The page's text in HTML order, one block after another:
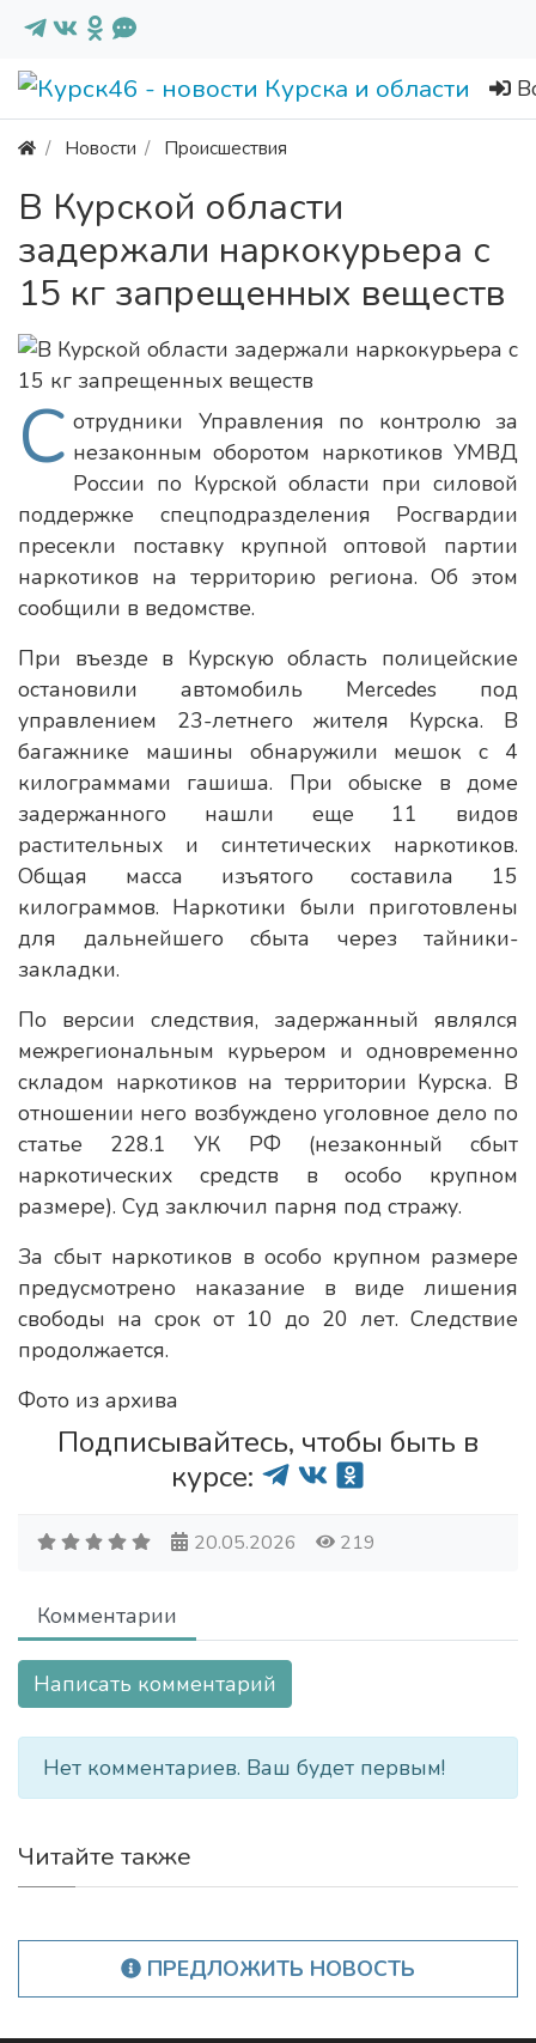
Новости Происшествия
В Курской области
задержали наркокурьера с
15 кг запрещенных веществ
С отрудники Управления по контролю за
незаконным оборотом наркотиков УМВД
России по Курской области при силовой
поддержке спецподразделения Росгвардии
пресекли поставку крупной оптовой партии
наркотиков на территорию региона. Об этом
сообщили в ведомстве.
При въезде в Курскую область полицейские
остановили автомобиль Mercedes под
управлением 23-летнего жителя Курска. В
багажнике машины обнаружили мешок с 4
килограммами гашиша. При обыске в доме
задержанного нашли еще 11 видов
растительных и синтетических наркотиков.
Общая масса изъятого составила 15
килограммов. Наркотики были приготовлены
для дальнейшего сбыта через тайники-
закладки.
По версии следствия, задержанный являлся
межрегиональным курьером и одновременно
складом наркотиков на территории Курска. В
отношении него возбуждено уголовное дело по
статье 228.1 УК РФ (незаконный сбыт
наркотических средств в особо крупном
размере). Суд заключил парня под стражу.
За сбыт наркотиков в особо крупном размере
предусмотрено наказание в виде лишения
свободы на срок от 10 до 20 лет. Следствие
продолжается.
Фото из архива
Подписывайтесь, чтобы быть в
курсе:
20.05.2026 219
Комментарии
Написать комментарий
Нет комментариев. Ваш будет первым!
Читайте также
ПРЕДЛОЖИТЬ НОВОСТЬ